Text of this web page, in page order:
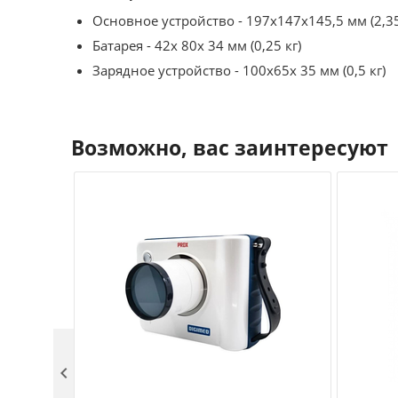
Основное устройство - 197х147х145,5 мм
Батарея - 42х 80х 34 мм (0,25 кг)
Зарядное устройство - 100х65х 35 мм (0,5 кг)
Возможно, вас заинтересуют
